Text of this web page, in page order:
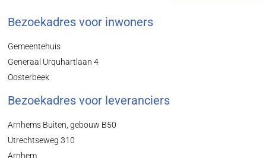
Bezoekadres voor inwoners
Gemeentehuis
Generaal Urquhartlaan 4
Oosterbeek
Bezoekadres voor leveranciers
Arnhems Buiten, gebouw B50
Utrechtseweg 310
Arnhem